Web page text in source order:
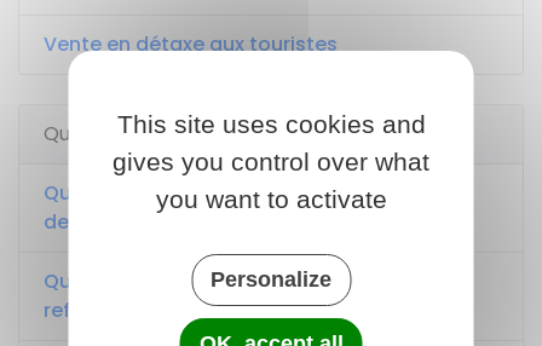
Vente en détaxe aux touristes
Questions ? Réponses !
Quelles sont les formalités pour modifier la
devanture d'un commerce ?
Quel paiement un professionnel peut-il
refuser (espèce, chèque, carte bancaire) ?
This site uses cookies and
gives you control over what
you want to activate
Personalize